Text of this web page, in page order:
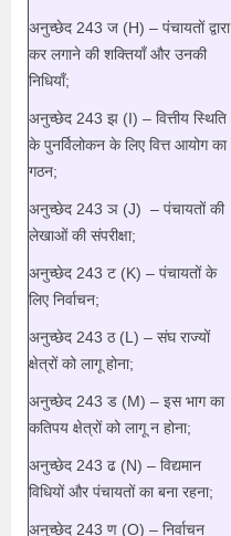
अनुच्छेद 243 ज (H) – पंचायतों द्वारा
कर लगाने की शक्तियाँ और उनकी
निधियाँ;
अनुच्छेद 243 झ (I) – वित्तीय स्थिति
के पुनर्विलोकन के लिए वित्त आयोग का
गठन;
अनुच्छेद 243 ञ (J) – पंचायतों की
लेखाओं की संपरीक्षा;
अनुच्छेद 243 ट (K) – पंचायतों के
लिए निर्वाचन;
अनुच्छेद 243 ठ (L) – संघ राज्यों
क्षेत्रों को लागू होना;
अनुच्छेद 243 ड (M) – इस भाग का
कतिपय क्षेत्रों को लागू न होना;
अनुच्छेद 243 ढ (N) – विद्यमान
विधियों और पंचायतों का बना रहना;
अनुच्छेद 243 ण (O) – निर्वाचन